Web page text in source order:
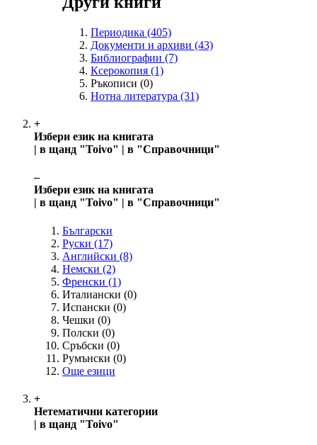
Периодика (405)
Документи и архиви (43)
Библиографии (7)
Ксерокопия (1)
Ръкописи (0)
Нотна литература (31)
+
Избери език на книгата
| в щанд "Toivo" | в "Справочници"
‒
Избери език на книгата
| в щанд "Toivo" | в "Справочници"
Български
Руски (17)
Английски (8)
Немски (2)
Френски (1)
Италиански (0)
Испански (0)
Чешки (0)
Полски (0)
Сръбски (0)
Румънски (0)
Още езици
+
Нетематични категории
| в щанд "Toivo"